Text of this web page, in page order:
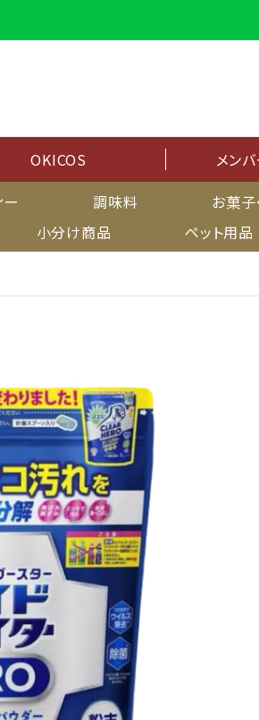
OKICOS
メン
メンバーシッ
マイページ
ー 調味料 お菓子
小分け商品 ペット用品